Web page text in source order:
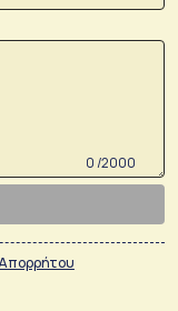
0 /2000
Απορρήτου